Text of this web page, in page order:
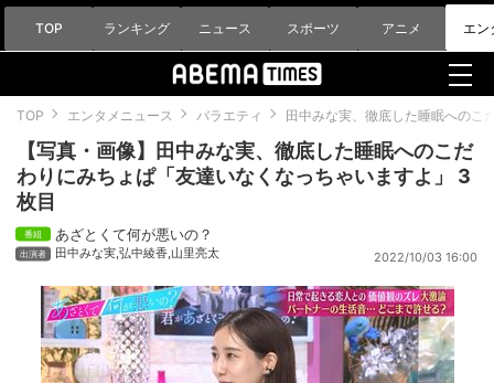
TOP ランキング ニュース スポーツ アニメ エン
TOP エンタメニュース バラエティ 田中みな実、徹底した睡眠へのこ
【写真・画像】田中みな実、徹底した睡眠へのこだ
わりにみちょぱ「友達いなくなっちゃいますよ」 3
枚目
あざとくて何が悪いの？
田中みな実,弘中綾香,山里亮太 2022/10/03 16:00